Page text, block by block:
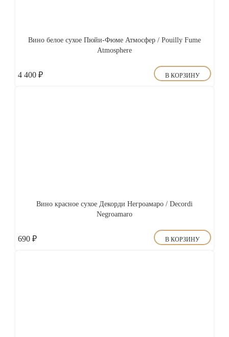
Вино белое сухое Пюйи-Фюме Атмосфер / Pouilly Fume
Atmosphere
4 400 ₽ В КОРЗИНУ
Вино красное сухое Декорди Негроамаро / Decordi
Negroamaro
690 ₽ В КОРЗИНУ